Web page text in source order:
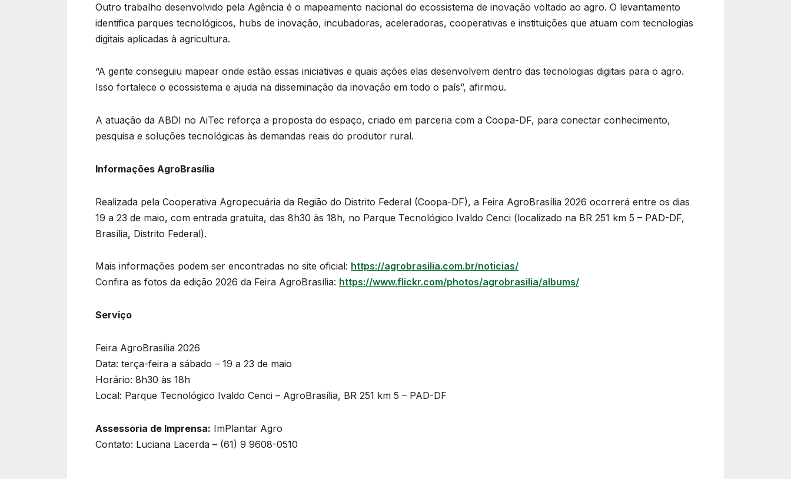
Outro trabalho desenvolvido pela Agência é o mapeamento nacional do ecossistema de inovação voltado ao agro. O levantamento
identifica parques tecnológicos, hubs de inovação, incubadoras, aceleradoras, cooperativas e instituições que atuam com tecnologias
digitais aplicadas à agricultura.
“A gente conseguiu mapear onde estão essas iniciativas e quais ações elas desenvolvem dentro das tecnologias digitais para o agro.
Isso fortalece o ecossistema e ajuda na disseminação da inovação em todo o país”, afirmou.
A atuação da ABDI no AiTec reforça a proposta do espaço, criado em parceria com a Coopa-DF, para conectar conhecimento,
pesquisa e soluções tecnológicas às demandas reais do produtor rural.
Informações AgroBrasília
Realizada pela Cooperativa Agropecuária da Região do Distrito Federal (Coopa-DF), a Feira AgroBrasília 2026 ocorrerá entre os dias
19 a 23 de maio, com entrada gratuita, das 8h30 às 18h, no Parque Tecnológico Ivaldo Cenci (localizado na BR 251 km 5 – PAD-DF,
Brasília, Distrito Federal).
Mais informações podem ser encontradas no site oficial: https://agrobrasilia.com.br/noticias/
Confira as fotos da edição 2026 da Feira AgroBrasília: https://www.flickr.com/photos/agrobrasilia/albums/
Serviço
Feira AgroBrasília 2026
Data: terça-feira a sábado – 19 a 23 de maio
Horário: 8h30 às 18h
Local: Parque Tecnológico Ivaldo Cenci – AgroBrasília, BR 251 km 5 – PAD-DF
Assessoria de Imprensa: ImPlantar Agro
Contato: Luciana Lacerda – (61) 9 9608-0510